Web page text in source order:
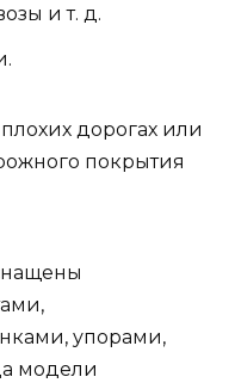
и т. д.
дорогах или
покрытия
упорами,
модели